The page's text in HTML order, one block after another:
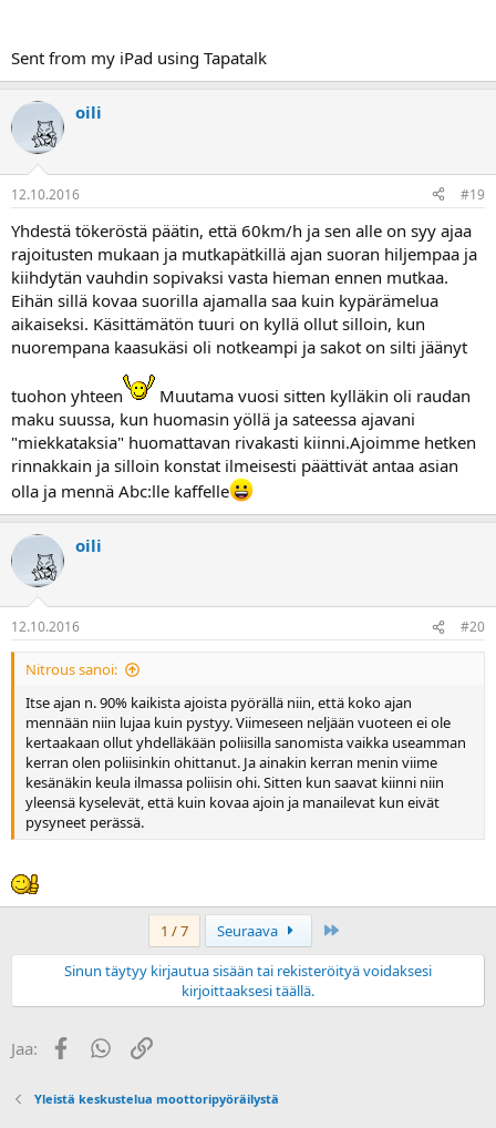
Sent from my iPad using Tapatalk
oili
12.10.2016 #19
Yhdestä tökeröstä päätin, että 60km/h ja sen alle on syy ajaa
rajoitusten mukaan ja mutkapätkillä ajan suoran hiljempaa ja
kiihdytän vauhdin sopivaksi vasta hieman ennen mutkaa.
Eihän sillä kovaa suorilla ajamalla saa kuin kypärämelua
aikaiseksi. Käsittämätön tuuri on kyllä ollut silloin, kun
nuorempana kaasukäsi oli notkeampi ja sakot on silti jäänyt
tuohon yhteen
Muutama vuosi sitten kylläkin oli raudan
maku suussa, kun huomasin yöllä ja sateessa ajavani
"miekkataksia" huomattavan rivakasti kiinni.Ajoimme hetken
rinnakkain ja silloin konstat ilmeisesti päättivät antaa asian
olla ja mennä Abc:lle kaffelle
oili
12.10.2016 #20
Nitrous sanoi:
Itse ajan n. 90% kaikista ajoista pyörällä niin, että koko ajan
mennään niin lujaa kuin pystyy. Viimeseen neljään vuoteen ei ole
kertaakaan ollut yhdelläkään poliisilla sanomista vaikka useamman
kerran olen poliisinkin ohittanut. Ja ainakin kerran menin viime
kesänäkin keula ilmassa poliisin ohi. Sitten kun saavat kiinni niin
yleensä kyselevät, että kuin kovaa ajoin ja manailevat kun eivät
pysyneet perässä.
1 / 7 Seuraava
Sinun täytyy kirjautua sisään tai rekisteröityä voidaksesi
kirjoittaaksesi täällä.
Jaa: FacebookWhatsApp
Linkki
Yleistä keskustelua moottoripyöräilystä